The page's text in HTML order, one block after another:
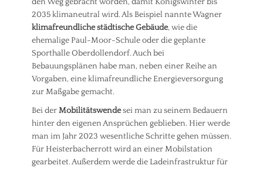
den Weg gebracht worden, damit Königswinter bis
2035 klimaneutral wird. Als Beispiel nannte Wagner
klimafreundliche städtische Gebäude, wie die
ehemalige Paul-Moor-Schule oder die geplante
Sporthalle Oberdollendorf. Auch bei
Bebauungsplänen habe man, neben einer Reihe an
Vorgaben, eine klimafreundliche Energieversorgung
zur Maßgabe gemacht.
Bei derMobilitätswendesei man zu seinem Bedauern
hinter den eigenen Ansprüchen geblieben. Hier werde
man im Jahr 2023 wesentliche Schritte gehen müssen.
Für Heisterbacherrott wird an einer Mobilstation
gearbeitet. Außerdem werde die Ladeinfrastruktur für